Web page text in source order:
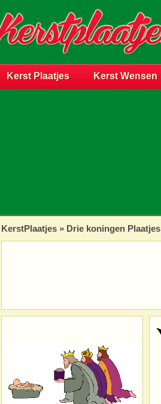
Kerst Plaatjes Kerst Wensen
KerstPlaatjes » Drie koningen Plaatjes